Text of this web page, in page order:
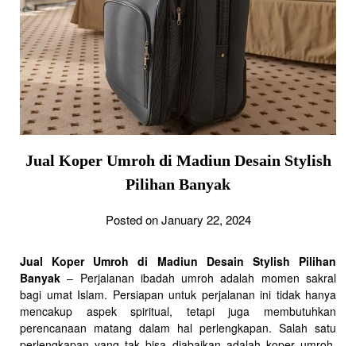
Jual Koper Umroh di Madiun Desain Stylish
Pilihan Banyak
Posted on January 22, 2024
Jual Koper Umroh di Madiun Desain Stylish Pilihan
Banyak – Perjalanan ibadah umroh adalah momen sakral
bagi umat Islam. Persiapan untuk perjalanan ini tidak hanya
mencakup aspek spiritual, tetapi juga membutuhkan
perencanaan matang dalam hal perlengkapan. Salah satu